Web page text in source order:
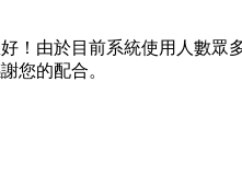
！由於目前系統使用人數眾
您的配合。